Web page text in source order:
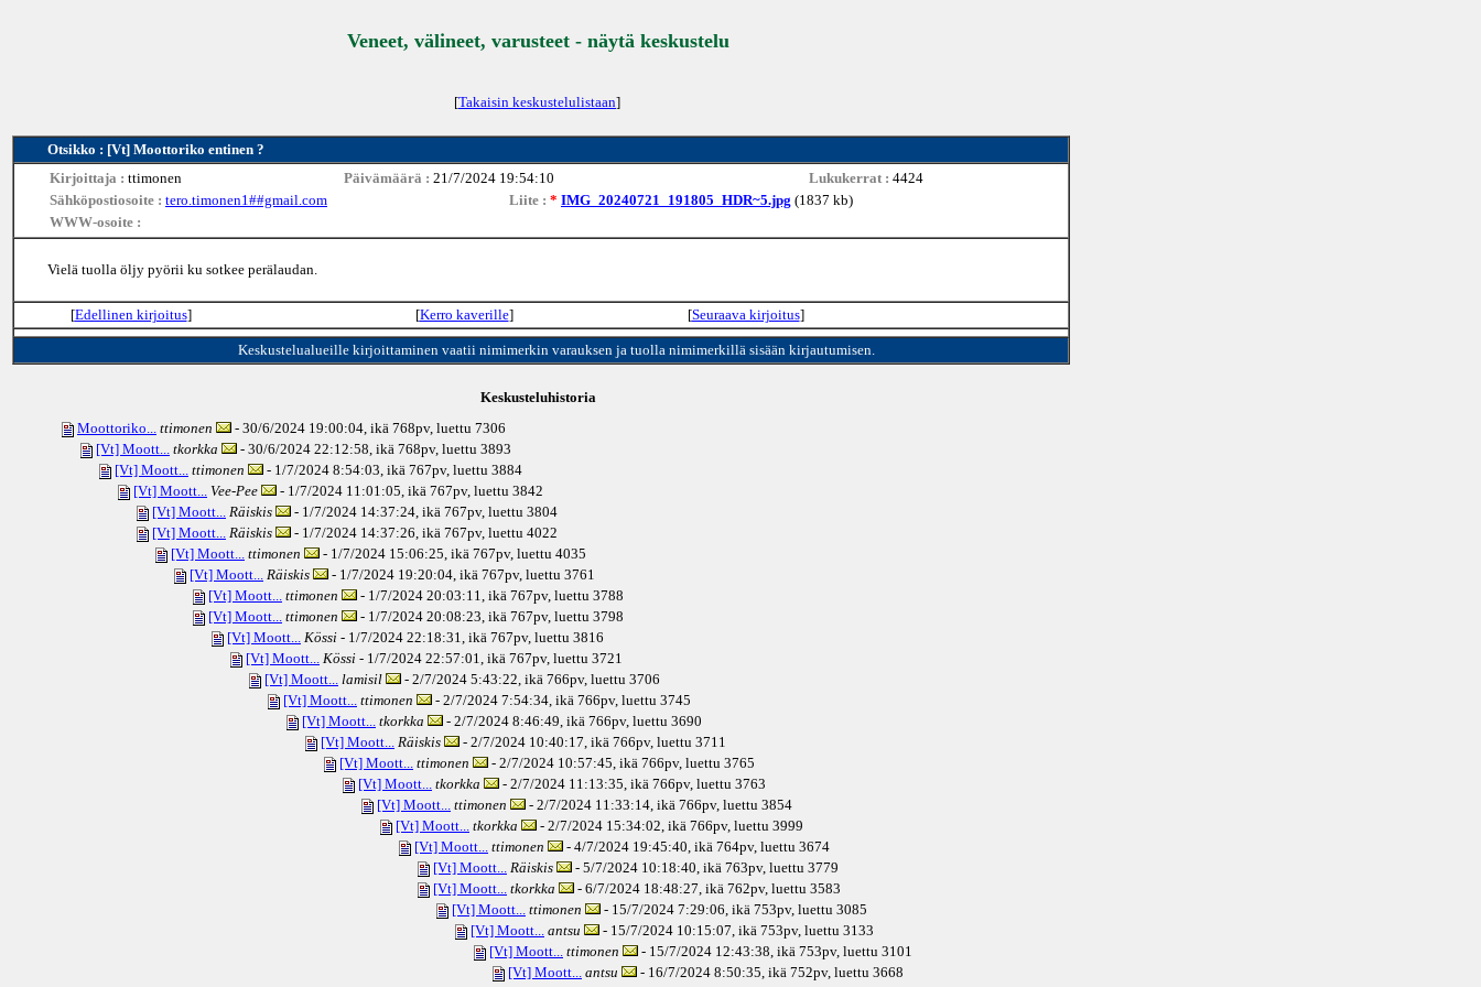
Veneet, välineet, varusteet - näytä keskustelu
[Takaisin keskustelulistaan]
Otsikko : [Vt] Moottoriko entinen ?
Kirjoittaja : ttimonen Päivämäärä : 21/7/2024 19:54:10 Lukukerrat : 4424
Sähköpostiosoite : tero.timonen1##gmail.com Liite : * IMG_20240721_191805_HDR~5.jpg (1837 kb)
WWW-osoite :
Vielä tuolla öljy pyörii ku sotkee perälaudan.
[Edellinen kirjoitus] [Kerro kaverille] [Seuraava kirjoitus]
Keskustelualueille kirjoittaminen vaatii nimimerkin varauksen ja tuolla nimimerkillä sisään kirjautumisen.
Keskusteluhistoria
Moottoriko... ttimonen - 30/6/2024 19:00:04, ikä 768pv, luettu 7306
[Vt] Moott... tkorkka - 30/6/2024 22:12:58, ikä 768pv, luettu 3893
[Vt] Moott... ttimonen - 1/7/2024 8:54:03, ikä 767pv, luettu 3884
[Vt] Moott... Vee-Pee - 1/7/2024 11:01:05, ikä 767pv, luettu 3842
[Vt] Moott... Räiskis - 1/7/2024 14:37:24, ikä 767pv, luettu 3804
[Vt] Moott... Räiskis - 1/7/2024 14:37:26, ikä 767pv, luettu 4022
[Vt] Moott... ttimonen - 1/7/2024 15:06:25, ikä 767pv, luettu 4035
[Vt] Moott... Räiskis - 1/7/2024 19:20:04, ikä 767pv, luettu 3761
[Vt] Moott... ttimonen - 1/7/2024 20:03:11, ikä 767pv, luettu 3788
[Vt] Moott... ttimonen - 1/7/2024 20:08:23, ikä 767pv, luettu 3798
[Vt] Moott... Kössi - 1/7/2024 22:18:31, ikä 767pv, luettu 3816
[Vt] Moott... Kössi - 1/7/2024 22:57:01, ikä 767pv, luettu 3721
[Vt] Moott... lamisil - 2/7/2024 5:43:22, ikä 766pv, luettu 3706
[Vt] Moott... ttimonen - 2/7/2024 7:54:34, ikä 766pv, luettu 3745
[Vt] Moott... tkorkka - 2/7/2024 8:46:49, ikä 766pv, luettu 3690
[Vt] Moott... Räiskis - 2/7/2024 10:40:17, ikä 766pv, luettu 3711
[Vt] Moott... ttimonen - 2/7/2024 10:57:45, ikä 766pv, luettu 3765
[Vt] Moott... tkorkka - 2/7/2024 11:13:35, ikä 766pv, luettu 3763
[Vt] Moott... ttimonen - 2/7/2024 11:33:14, ikä 766pv, luettu 3854
[Vt] Moott... tkorkka - 2/7/2024 15:34:02, ikä 766pv, luettu 3999
[Vt] Moott... ttimonen - 4/7/2024 19:45:40, ikä 764pv, luettu 3674
[Vt] Moott... Räiskis - 5/7/2024 10:18:40, ikä 763pv, luettu 3779
[Vt] Moott... tkorkka - 6/7/2024 18:48:27, ikä 762pv, luettu 3583
[Vt] Moott... ttimonen - 15/7/2024 7:29:06, ikä 753pv, luettu 3085
[Vt] Moott... antsu - 15/7/2024 10:15:07, ikä 753pv, luettu 3133
[Vt] Moott... ttimonen - 15/7/2024 12:43:38, ikä 753pv, luettu 3101
[Vt] Moott... antsu - 16/7/2024 8:50:35, ikä 752pv, luettu 3668